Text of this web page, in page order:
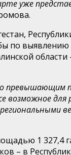
уже
по
возможное для
1 327,4
– в